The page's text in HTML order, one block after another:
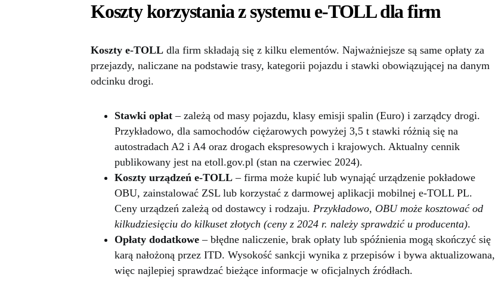
Koszty korzystania z systemu e-TOLL dla firm
Koszty e-TOLL dla firm składają się z kilku elementów. Najważniejsze są same opłaty za
przejazdy, naliczane na podstawie trasy, kategorii pojazdu i stawki obowiązującej na danym
odcinku drogi.
Stawki opłat – zależą od masy pojazdu, klasy emisji spalin (Euro) i zarządcy drogi.
Przykładowo, dla samochodów ciężarowych powyżej 3,5 t stawki różnią się na
autostradach A2 i A4 oraz drogach ekspresowych i krajowych. Aktualny cennik
publikowany jest na etoll.gov.pl (stan na czerwiec 2024).
Koszty urządzeń e-TOLL – firma może kupić lub wynająć urządzenie pokładowe
OBU, zainstalować ZSL lub korzystać z darmowej aplikacji mobilnej e-TOLL PL.
Ceny urządzeń zależą od dostawcy i rodzaju. Przykładowo, OBU może kosztować od
kilkudziesięciu do kilkuset złotych (ceny z 2024 r. należy sprawdzić u producenta).
Opłaty dodatkowe – błędne naliczenie, brak opłaty lub spóźnienia mogą skończyć się
karą nałożoną przez ITD. Wysokość sankcji wynika z przepisów i bywa aktualizowana,
więc najlepiej sprawdzać bieżące informacje w oficjalnych źródłach.